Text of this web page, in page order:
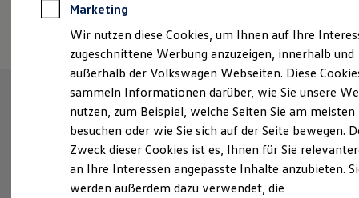
Anpfiff zum Gewinn
Elektroautos
ID. Tutorials
Elektrofahrzeugkonzepte
Reichweite
Reichweite der ID. Modelle
Reichweite im Winter
Laden
Laden unterwegs
Laden Zuhause
Marketing
Wir nutzen diese Cookies, um Ihnen auf Ihre
zugeschnittene Werbung anzuzeigen, innerhalb und
außerhalb der Volkswagen Webseiten. Diese
sammeln Informationen darüber, wie Sie unsere
nutzen, zum Beispiel, welche Seiten Sie am meisten
besuchen oder wie Sie sich auf der Seite bewegen.
Zweck dieser Cookies ist es, Ihnen für Sie
an Ihre Interessen angepasste Inhalte anzubieten.
werden außerdem dazu verwendet, die